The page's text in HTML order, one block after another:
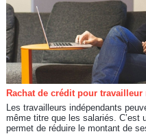
Rachat de crédit pour
Les travailleurs indépendants
même titre que les salariés. C’est
permet de réduire le montant de